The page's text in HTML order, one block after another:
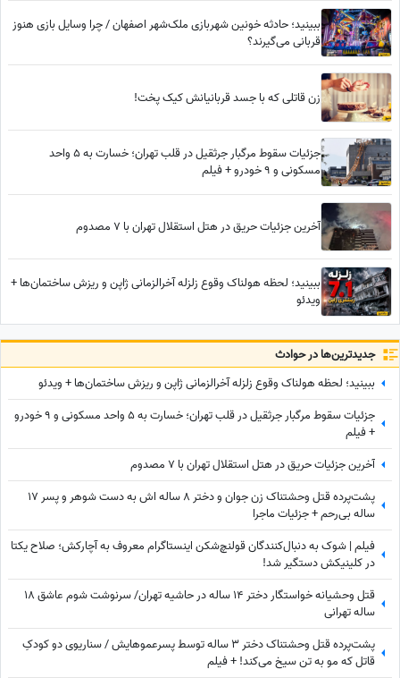
ببینید؛ حادثه خونین شهربازی ملک‌شهر اصفهان / چرا وسایل بازی هنوز
قربانی می‌گیرند؟
زن قاتلی که با جسد قربانیانش کیک پخت!
جزئیات سقوط مرگبار جرثقیل در قلب تهران؛ خسارت به 5 واحد
مسکونی و 9 خودرو + فیلم
آخرین جزئیات حریق در هتل استقلال تهران با 7 مصدوم
ببینید؛ لحظه هولناک وقوع زلزله آخرالزمانی ژاپن و ریزش ساختمان‌ها +
ویدئو
جدید‌ترین‌ها در حوادث
ببینید؛ لحظه هولناک وقوع زلزله آخرالزمانی ژاپن و ریزش ساختمان‌ها + ویدئو
جزئیات سقوط مرگبار جرثقیل در قلب تهران؛ خسارت به 5 واحد مسکونی و 9 خودرو
+ فیلم
آخرین جزئیات حریق در هتل استقلال تهران با 7 مصدوم
پشت‌پرده قتل وحشتناک زن جوان و دختر 8 ساله اش به دست شوهر و پسر 17
ساله بی‌رحم + جزئیات ماجرا
فیلم | شوک به دنبال‌کنندگان قولنچ‌شکن اینستاگرام معروف به آچارکش؛ صلاح یکتا
در کلینیکش دستگیر شد!
قتل وحشیانه خواستگار دختر 14 ساله در حاشیه تهران/ سرنوشت شوم عاشق 18
ساله تهرانی
پشت‌پرده قتل وحشتناک دختر 3 ساله توسط پسرعموهایش / سناریوی دو کودکِ
قاتل که مو به تن سیخ می‌کند! + فیلم